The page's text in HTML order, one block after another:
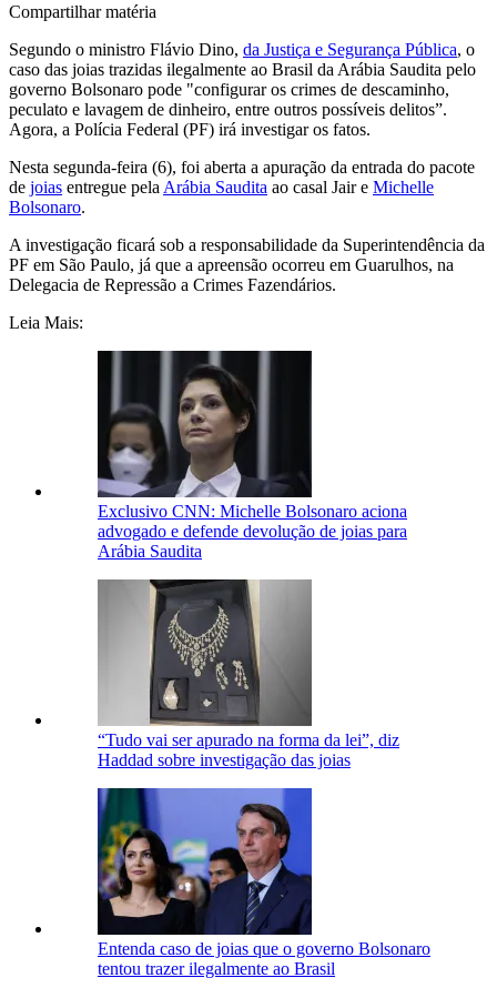
Compartilhar matéria
Segundo o ministro Flávio Dino, da Justiça e Segurança Pública, o
caso das joias trazidas ilegalmente ao Brasil da Arábia Saudita pelo
governo Bolsonaro pode "configurar os crimes de descaminho,
peculato e lavagem de dinheiro, entre outros possíveis delitos”.
Agora, a Polícia Federal (PF) irá investigar os fatos.
Nesta segunda-feira (6), foi aberta a apuração da entrada do pacote
de joias entregue pela Arábia Saudita ao casal Jair e Michelle
Bolsonaro.
A investigação ficará sob a responsabilidade da Superintendência da
PF em São Paulo, já que a apreensão ocorreu em Guarulhos, na
Delegacia de Repressão a Crimes Fazendários.
Leia Mais:
Exclusivo CNN: Michelle Bolsonaro aciona
advogado e defende devolução de joias para
Arábia Saudita
“Tudo vai ser apurado na forma da lei”, diz
Haddad sobre investigação das joias
Entenda caso de joias que o governo Bolsonaro
tentou trazer ilegalmente ao Brasil